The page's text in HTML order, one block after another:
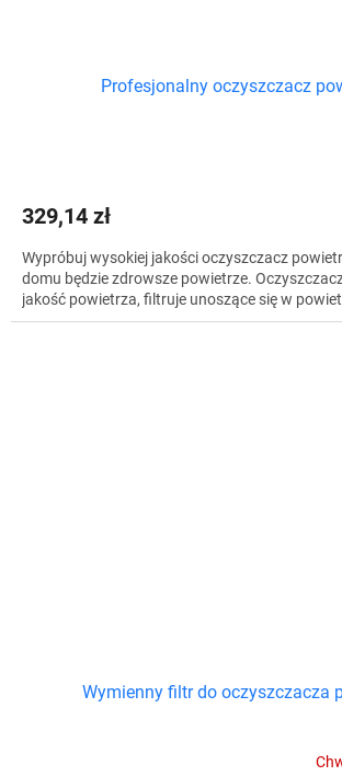
Profesjonalny oczyszczacz
329,14 zł
Wypróbuj wysokiej jakości oczyszczacz
domu będzie zdrowsze powietrze.
jakość powietrza, filtruje unoszące się w
Wymienny filtr do oczyszczacza